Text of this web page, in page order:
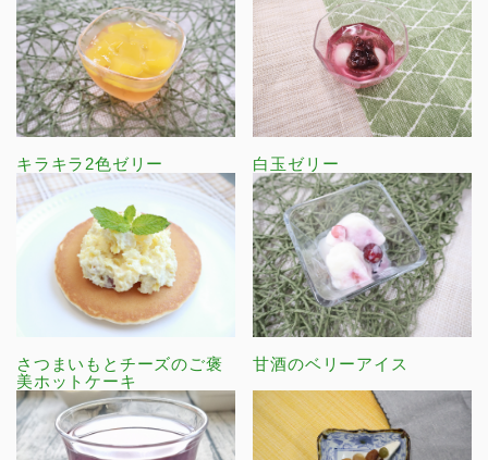
キラキラ2色ゼリー 白玉ゼリー
さつまいもとチーズのご褒
美ホットケーキ
甘酒のベリーアイス